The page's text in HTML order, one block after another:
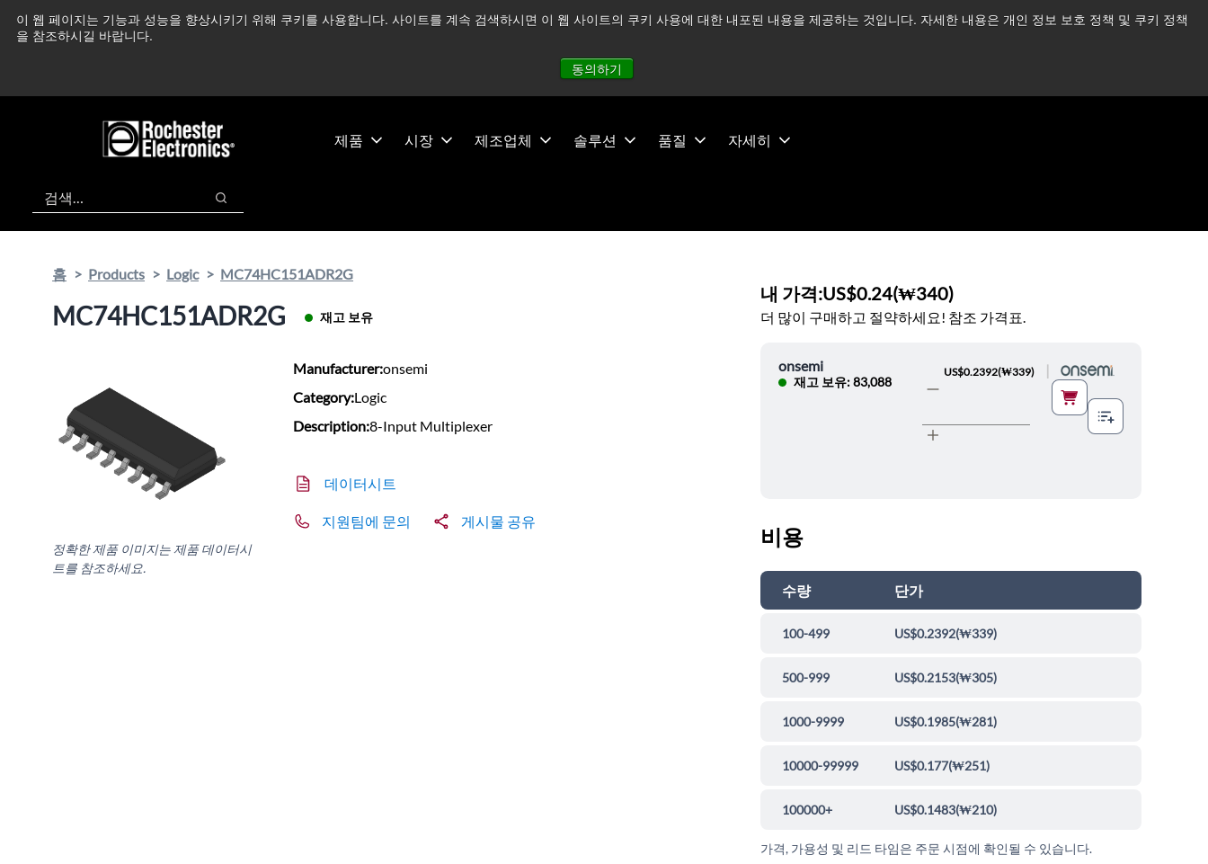
이 웹 페이지는 기능과 성능을 향상시키기 위해 쿠키를 사용합니다. 사이트를 계속 검색하시면 이 웹 사이트의 쿠키 사용에 대한 내포된 내용을 제공하는 것입니다. 자세한 내용은 개인 정보 보호 정책 및 쿠키 정책
을 참조하시길 바랍니다.
동의하기
츠
건
중동 지역 상황을 지속적으로 주시하고 있으며, 모든 서비스는 정상적으로 운영되고 있습니다. 더 읽어보기 →
제품 시장 제조업체 솔루션 품질 자세히
검색
검색
홈 Products Logic MC74HC151ADR2G
MC74HC151ADR2G 재고 보유
정확한 제품 이미지는 제품 데이터시
트를 참조하세요.
Manufacturer:onsemi
Category:Logic
Description:8-Input Multiplexer
데이터시트
지원팀에 문의 게시물 공유
내 가격:US$0.24(₩340)
더 많이 구매하고 절약하세요! 참조 가격표.
onsemi
재고 보유: 83,088
US$0.2392(₩339)
비용
수량 단가
100-499 US$0.2392(₩339)
500-999 US$0.2153(₩305)
1000-9999 US$0.1985(₩281)
10000-99999 US$0.177(₩251)
100000+ US$0.1483(₩210)
가격, 가용성 및 리드 타임은 주문 시점에 확인될 수 있습니다.